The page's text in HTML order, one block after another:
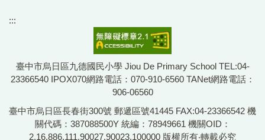
:::
臺中市烏日區九德國民小學 Jiou De Primary School TEL:04-
23366540 IPOX070網路電話：070-910-6560 TANet網路電話：
906-06560
臺中市烏日區長春街300號 郵遞區號41445 FAX:04-23366542 機
關代碼：387088500Y 統編：78949661 機關OID：
2.16.886.111.90027.90023.100000 版權所有‧轉載必究